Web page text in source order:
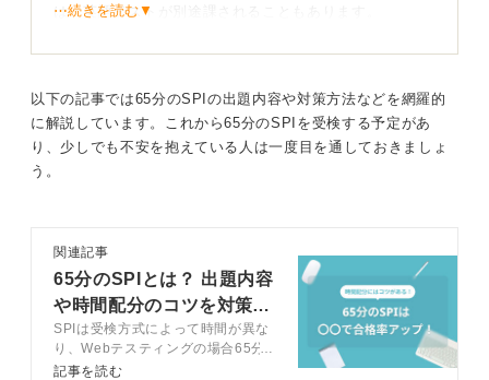
は、英語テストが別途課されることもあります。
特に対策しておく必要がある問題としては、言語問題で
は読解力・文法力の同義語・反義語・文の並び替え、非
言語問題では速さ、割合、損益、集合などの計算問題で
が有効ですので、そんなに大きく新卒と難易度は変わり
ませんが、解くスピードと正確さが求められます。
すべてで速さと志望企業との相性を意識しよう
⋯続きを読む▼
以下の記事では65分のSPIの出題内容や対策方法などを網羅的
に解説しています。これから65分のSPIを受検する予定があ
り、少しでも不安を抱えている人は一度目を通しておきましょ
う。
関連記事
65分のSPIとは？ 出題内容
や時間配分のコツを対策の
プロが解説
SPIは受検方式によって時間が異な
り、Webテスティングの場合65分
となります。制限時間によって問題
記事を読む